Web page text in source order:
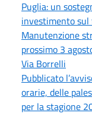
Puglia: un
investimento
Manutenzione
prossimo 3
Via Borrelli
Pubblicato
orarie, delle
per la stagione